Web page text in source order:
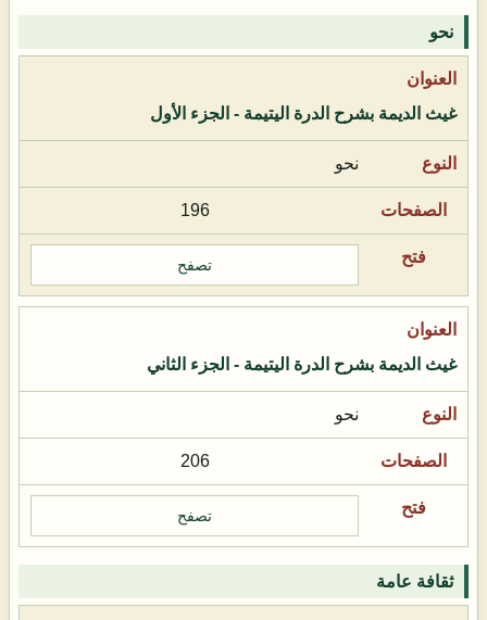
نحو
غيث الديمة بشرح الدرة اليتيمة - الجزء الأول
نحو
196
تصفح
غيث الديمة بشرح الدرة اليتيمة - الجزء الثاني
نحو
206
تصفح
ثقافة عامة